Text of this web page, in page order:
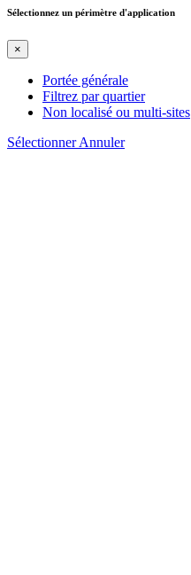
Sélectionnez un périmètre d'application
×
Portée générale
Filtrez par quartier
Non localisé ou multi-sites
SélectionnerAnnuler